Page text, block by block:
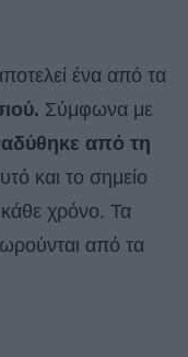
ένα από τα
Σύμφωνα με
από τη
και το σημείο
κάθε χρόνο. Τα
από τα